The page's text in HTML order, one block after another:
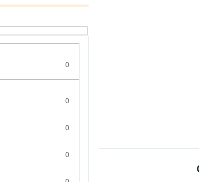
0
0
0
0